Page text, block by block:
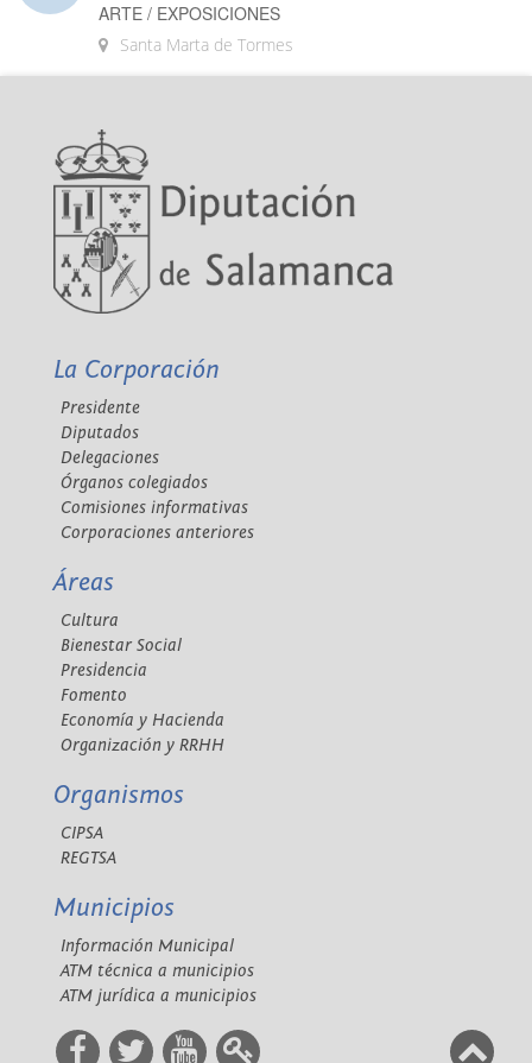
ARTE / EXPOSICIONES
Santa Marta de Tormes
La Corporación
Presidente
Diputados
Delegaciones
Órganos colegiados
Comisiones informativas
Corporaciones anteriores
Áreas
Cultura
Bienestar Social
Presidencia
Fomento
Economía y Hacienda
Organización y RRHH
Organismos
CIPSA
REGTSA
Municipios
Información Municipal
ATM técnica a municipios
ATM jurídica a municipios